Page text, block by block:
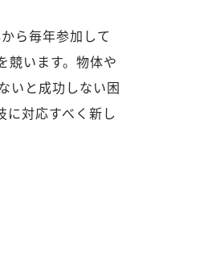
ら毎年参加して
競います。物体や
いと成功しない困
に対応すべく新し